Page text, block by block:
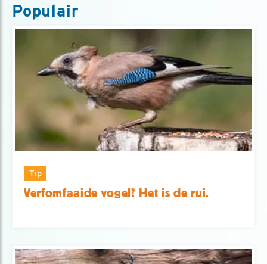
Populair
Tip
Verfomfaaide vogel? Het is de rui.